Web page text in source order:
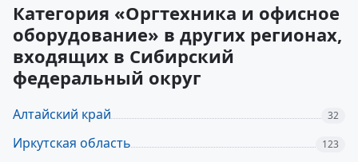
Категория «Оргтехника и офисное
оборудование» в других регионах,
входящих в Сибирский
федеральный округ
Алтайский край 32
Иркутская область 123